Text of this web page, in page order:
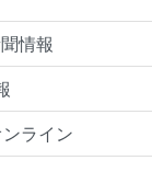
情報
ライン